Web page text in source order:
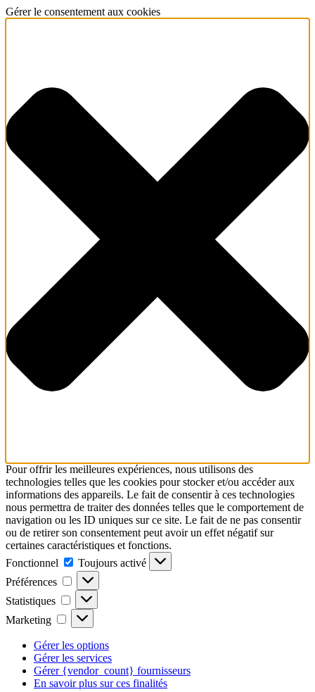
Gérer le consentement aux cookies
Pour offrir les meilleures expériences, nous utilisons des
technologies telles que les cookies pour stocker et/ou accéder aux
informations des appareils. Le fait de consentir à ces technologies
nous permettra de traiter des données telles que le comportement de
navigation ou les ID uniques sur ce site. Le fait de ne pas consentir
ou de retirer son consentement peut avoir un effet négatif sur
certaines caractéristiques et fonctions.
Fonctionnel
Fonctionnel
Toujours activé
Préférences
Préférences
Statistiques Statistiques
Marketing Marketing
Gérer les options
Gérer les services
Gérer {vendor_count} fournisseurs
En savoir plus sur ces finalités